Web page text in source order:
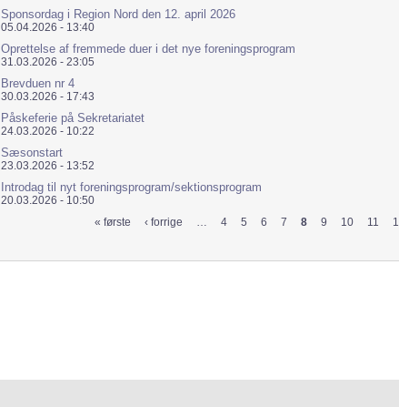
Sponsordag i Region Nord den 12. april 2026
05.04.2026 - 13:40
Oprettelse af fremmede duer i det nye foreningsprogram
31.03.2026 - 23:05
Brevduen nr 4
30.03.2026 - 17:43
Påskeferie på Sekretariatet
24.03.2026 - 10:22
Sæsonstart
23.03.2026 - 13:52
Introdag til nyt foreningsprogram/sektionsprogram
20.03.2026 - 10:50
« første ‹ forrige … 4 5 6 7 8 9 10 11